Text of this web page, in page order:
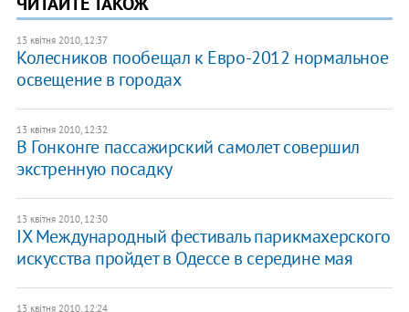
13 квітня 2010, 12:37
Колесников пообещал к Евро-2012 нормальное
освещение в городах
13 квітня 2010, 12:32
В Гонконге пассажирский самолет совершил
экстренную посадку
13 квітня 2010, 12:30
IX Международный фестиваль парикмахерского
искусства пройдет в Одессе в середине мая
13 квітня 2010, 12:24